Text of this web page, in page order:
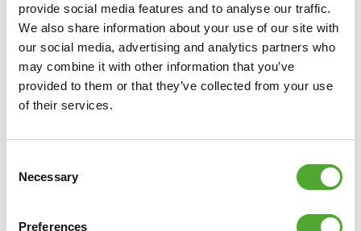
provide social media features and to analyse our traffic.
We also share information about your use of our site with
our social media, advertising and analytics partners who
may combine it with other information that you’ve
provided to them or that they’ve collected from your use
of their services.
Selection
Necessary
Preferences
Inclusief gratis Tunturi Training app
geanimeerde fitnessoefeningen, instructies en workout